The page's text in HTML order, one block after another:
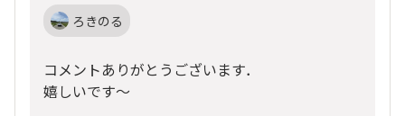
ろきのる
コメントありがとうございます．
嬉しいです～